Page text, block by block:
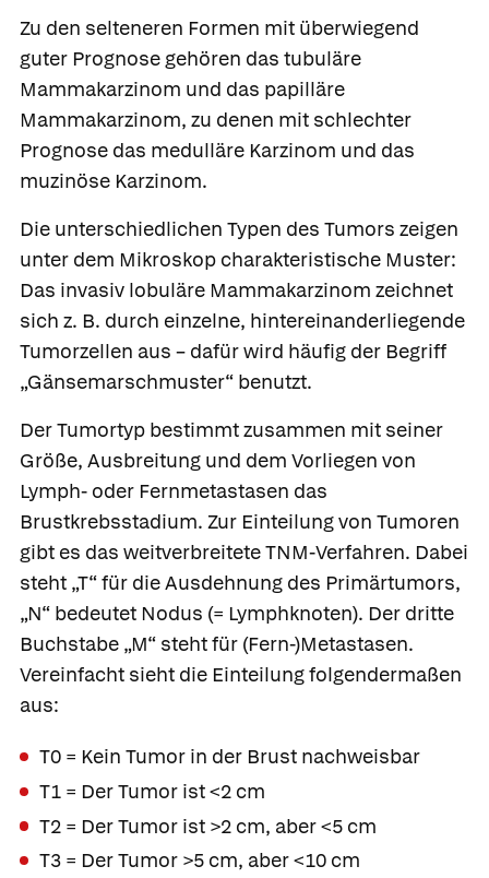
Zu den selteneren Formen mit überwiegend
guter Prognose gehören das tubuläre
Mammakarzinom und das papilläre
Mammakarzinom, zu denen mit schlechter
Prognose das medulläre Karzinom und das
muzinöse Karzinom.
Die unterschiedlichen Typen des Tumors zeigen
unter dem Mikroskop charakteristische Muster:
Das invasiv lobuläre Mammakarzinom zeichnet
sich z. B. durch einzelne, hintereinanderliegende
Tumorzellen aus – dafür wird häufig der Begriff
„Gänsemarschmuster“ benutzt.
Der Tumortyp bestimmt zusammen mit seiner
Größe, Ausbreitung und dem Vorliegen von
Lymph- oder Fernmetastasen das
Brustkrebsstadium. Zur Einteilung von Tumoren
gibt es das weitverbreitete TNM-Verfahren. Dabei
steht „T“ für die Ausdehnung des Primärtumors,
„N“ bedeutet Nodus (= Lymphknoten). Der dritte
Buchstabe „M“ steht für (Fern-)Metastasen.
Vereinfacht sieht die Einteilung folgendermaßen
aus:
T0 = Kein Tumor in der Brust nachweisbar
T1 = Der Tumor ist <2 cm
T2 = Der Tumor ist >2 cm, aber <5 cm
T3 = Der Tumor >5 cm, aber <10 cm